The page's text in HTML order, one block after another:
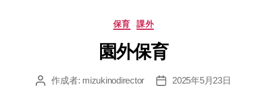
野
稚
カ
テ
ゴ
リ
保育 課外
園外保育
投
作成者: mizukinodirector
投
2025年5月23日